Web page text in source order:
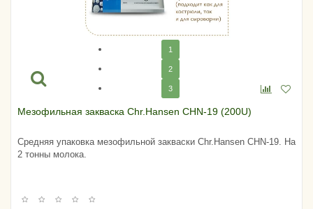
1
2
3
Мезофильная закваска Chr.Hansen CHN-19 (200U)
Средняя упаковка мезофильной закваски Chr.Hansen CHN-19. На
2 тонны молока.